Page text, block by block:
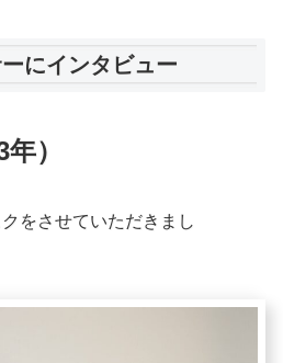
にインタビュー
）
をさせていただきまし